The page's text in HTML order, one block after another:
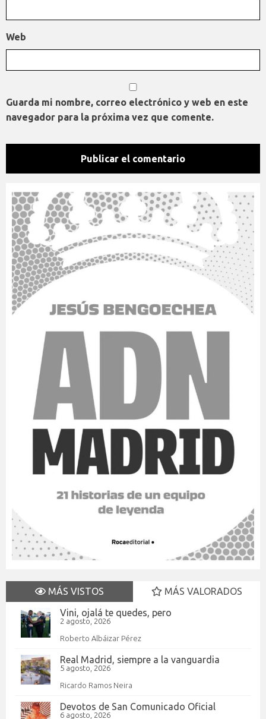
Web
Guarda mi nombre, correo electrónico y web en este
navegador para la próxima vez que comente.
MÁS VISTOS
MÁS VALORADOS
Vini, ojalá te quedes, pero
2 agosto, 2026
Roberto Albáizar Pérez
Real Madrid, siempre a la vanguardia
5 agosto, 2026
Ricardo Ramos Neira
Devotos de San Comunicado Oficial
6 agosto, 2026